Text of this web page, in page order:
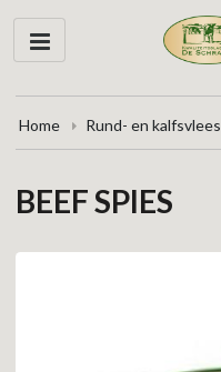
Home Rund- en kalfsvlees
BEEF SPIES